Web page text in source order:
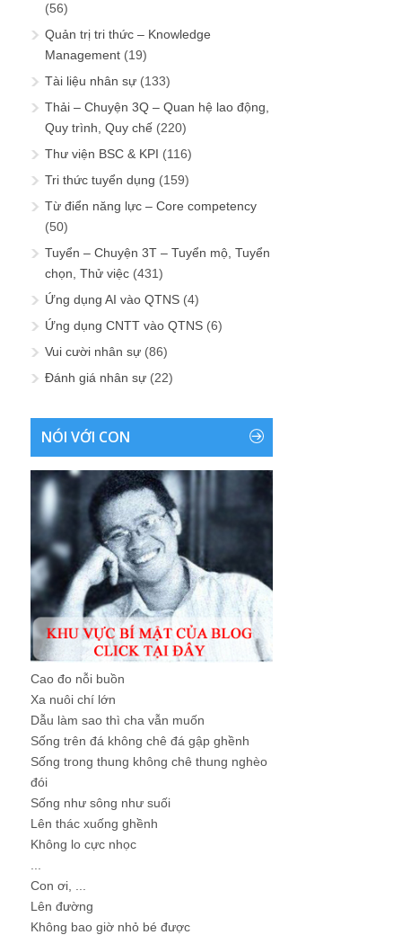
(56)
Quản trị tri thức – Knowledge
Management (19)
Tài liệu nhân sự (133)
Thải – Chuyện 3Q – Quan hệ lao động,
Quy trình, Quy chế (220)
Thư viện BSC & KPI (116)
Tri thức tuyển dụng (159)
Từ điển năng lực – Core competency
(50)
Tuyển – Chuyện 3T – Tuyển mộ, Tuyển
chọn, Thử việc (431)
Ứng dụng AI vào QTNS (4)
Ứng dụng CNTT vào QTNS (6)
Vui cười nhân sự (86)
Đánh giá nhân sự (22)
NÓI VỚI CON
Cao đo nỗi buồn
Xa nuôi chí lớn
Dẫu làm sao thì cha vẫn muốn
Sống trên đá không chê đá gập ghềnh
Sống trong thung không chê thung nghèo
đói
Sống như sông như suối
Lên thác xuống ghềnh
Không lo cực nhọc
Con ơi, ...
Lên đường
Không bao giờ nhỏ bé được